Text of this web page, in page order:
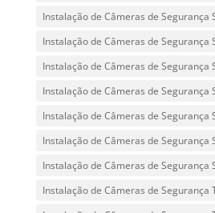
Instalação de Câmeras de Segurança
Instalação de Câmeras de Segurança
Instalação de Câmeras de Segurança
Instalação de Câmeras de Segurança
Instalação de Câmeras de Segurança
Instalação de Câmeras de Segurança
Instalação de Câmeras de Segurança
Instalação de Câmeras de Segurança